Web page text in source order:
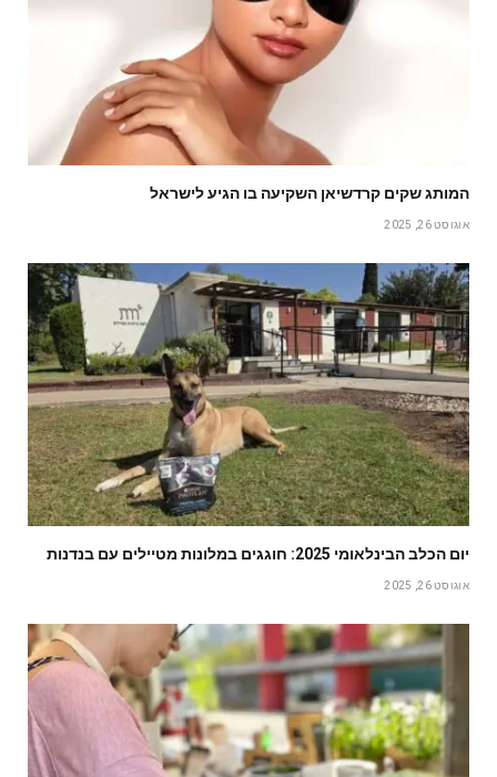
המותג שקים קרדשיאן השקיעה בו הגיע לישראל
אוגוסט 26, 2025
יום הכלב הבינלאומי 2025: חוגגים במלונות מטיילים עם בנדנות
אוגוסט 26, 2025